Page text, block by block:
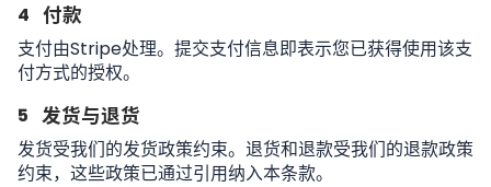
4 付款
支付由Stripe处理。提交支付信息即表示您已获得使用该支
付方式的授权。
5 发货与退货
发货受我们的发货政策约束。退货和退款受我们的退款政策
约束，这些政策已通过引用纳入本条款。